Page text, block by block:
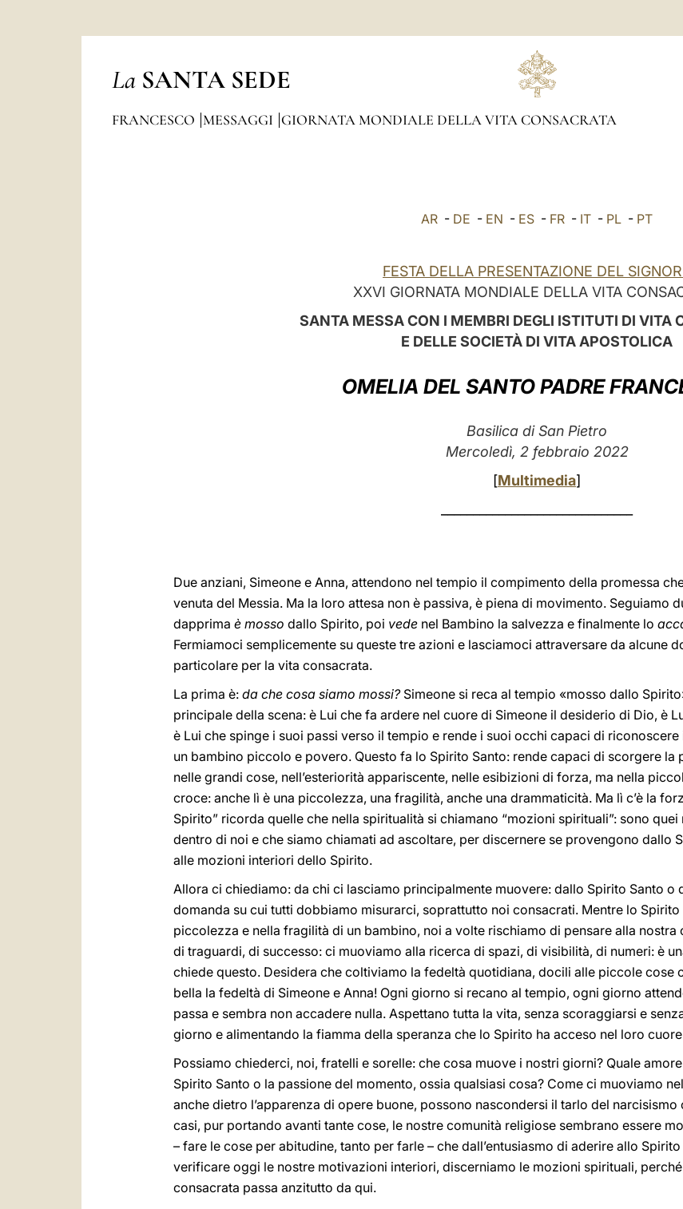
La SANTA SEDE
FRANCESCO MESSAGGI GIORNATA MONDIALE DELLA VITA CONSACRATA
AR - DE - EN - ES - FR - IT - PL - PT
FESTA DELLA PRESENTAZIONE DEL
XXVI GIORNATA MONDIALE DELLA VITA
SANTA MESSA CON I MEMBRI DEGLI ISTITUTI DI VITA
E DELLE SOCIETÀ DI VITA APOSTOLICA
OMELIA DEL SANTO PADRE
Basilica di San Pietro
Mercoledì, 2 febbraio 2022
[Multimedia]
Due anziani, Simeone e Anna, attendono nel tempio il compimento della promessa
venuta del Messia. Ma la loro attesa non è passiva, è piena di movimento. Seguiamo
dapprima è mosso dallo Spirito, poi vede nel Bambino la salvezza e finalmente lo
Fermiamoci semplicemente su queste tre azioni e lasciamoci attraversare da alcune
particolare per la vita consacrata.
La prima è: da che cosa siamo mossi?Simeone si reca al tempio «mosso dallo
principale della scena: è Lui che fa ardere nel cuore di Simeone il desiderio di Dio, è
è Lui che spinge i suoi passi verso il tempio e rende i suoi occhi capaci di
un bambino piccolo e povero. Questo fa lo Spirito Santo: rende capaci di scorgere la
nelle grandi cose, nell’esteriorità appariscente, nelle esibizioni di forza, ma nella
croce: anche lì è una piccolezza, una fragilità, anche una drammaticità. Ma lì c’è la
Spirito” ricorda quelle che nella spiritualità si chiamano “mozioni spirituali”: sono
dentro di noi e che siamo chiamati ad ascoltare, per discernere se provengono dallo
alle mozioni interiori dello Spirito.
Allora ci chiediamo: da chi ci lasciamo principalmente muovere: dallo Spirito Santo o
domanda su cui tutti dobbiamo misurarci, soprattutto noi consacrati. Mentre lo
piccolezza e nella fragilità di un bambino, noi a volte rischiamo di pensare alla
di traguardi, di successo: ci muoviamo alla ricerca di spazi, di visibilità, di numeri: è
chiede questo. Desidera che coltiviamo la fedeltà quotidiana, docili alle piccole cose
bella la fedeltà di Simeone e Anna! Ogni giorno si recano al tempio, ogni giorno
passa e sembra non accadere nulla. Aspettano tutta la vita, senza scoraggiarsi e
giorno e alimentando la fiamma della speranza che lo Spirito ha acceso nel loro
Possiamo chiederci, noi, fratelli e sorelle: che cosa muove i nostri giorni? Quale
Spirito Santo o la passione del momento, ossia qualsiasi cosa? Come ci muoviamo
anche dietro l’apparenza di opere buone, possono nascondersi il tarlo del
casi, pur portando avanti tante cose, le nostre comunità religiose sembrano essere
– fare le cose per abitudine, tanto per farle – che dall’entusiasmo di aderire allo
verificare oggi le nostre motivazioni interiori, discerniamo le mozioni spirituali,
consacrata passa anzitutto da qui.